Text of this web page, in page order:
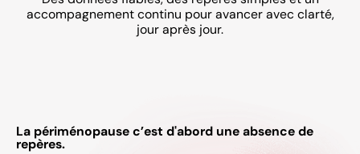
accompagnement continu pour avancer avec clarté,
jour après jour.
La périménopause c’est d'abord une absence de
repères.